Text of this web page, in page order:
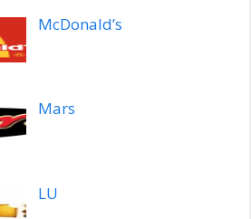
McDonald’s
Mars
LU